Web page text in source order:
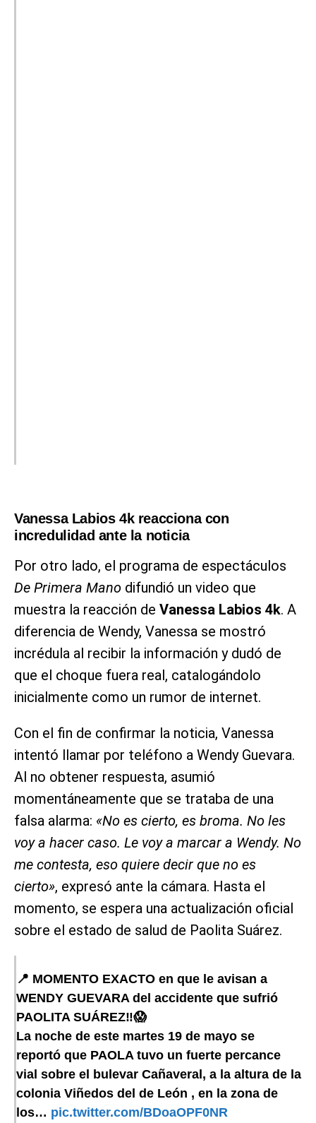
Vanessa Labios 4k reacciona con
incredulidad ante la noticia
Por otro lado, el programa de espectáculos
De Primera Mano difundió un video que
muestra la reacción de Vanessa Labios 4k. A
diferencia de Wendy, Vanessa se mostró
incrédula al recibir la información y dudó de
que el choque fuera real, catalogándolo
inicialmente como un rumor de internet.
Con el fin de confirmar la noticia, Vanessa
intentó llamar por teléfono a Wendy Guevara.
Al no obtener respuesta, asumió
momentáneamente que se trataba de una
falsa alarma: «No es cierto, es broma. No les
voy a hacer caso. Le voy a marcar a Wendy. No
me contesta, eso quiere decir que no es
cierto», expresó ante la cámara. Hasta el
momento, se espera una actualización oficial
sobre el estado de salud de Paolita Suárez.
📍 MOMENTO EXACTO en que le avisan a
WENDY GUEVARA del accidente que sufrió
PAOLITA SUÁREZ‼️😱
La noche de este martes 19 de mayo se
reportó que PAOLA tuvo un fuerte percance
vial sobre el bulevar Cañaveral, a la altura de la
colonia Viñedos del de León , en la zona de
los… pic.twitter.com/BDoaOPF0NR